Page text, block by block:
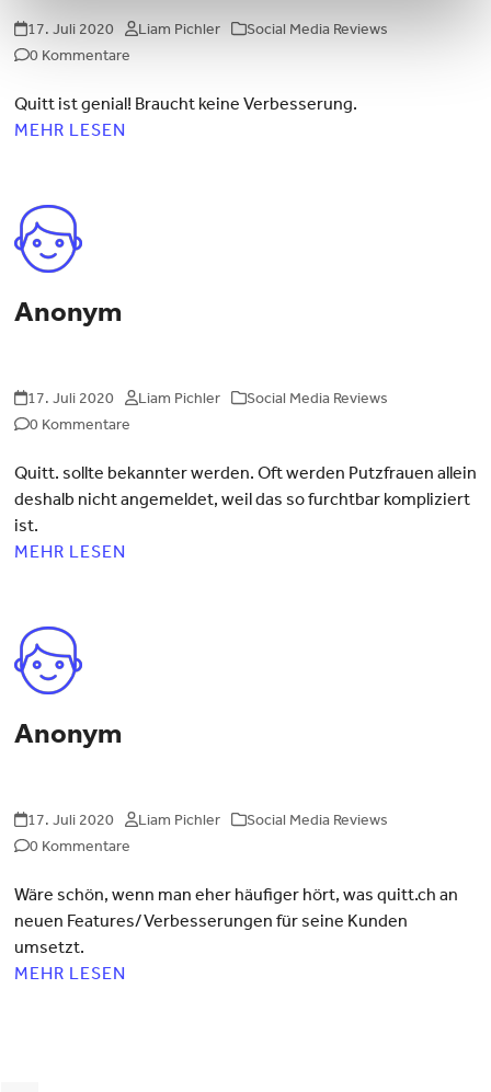
17. Juli 2020 Liam Pichler
Social Media Reviews
0 Kommentare
Quitt ist genial! Braucht keine Verbesserung.
MEHR LESEN
Anonym
17. Juli 2020 Liam Pichler
Social Media Reviews
0 Kommentare
Quitt. sollte bekannter werden. Oft werden Putzfrauen allein
deshalb nicht angemeldet, weil das so furchtbar kompliziert
ist.
MEHR LESEN
Anonym
17. Juli 2020 Liam Pichler
Social Media Reviews
0 Kommentare
Wäre schön, wenn man eher häufiger hört, was quitt.ch an
neuen Features/Verbesserungen für seine Kunden
umsetzt.
MEHR LESEN